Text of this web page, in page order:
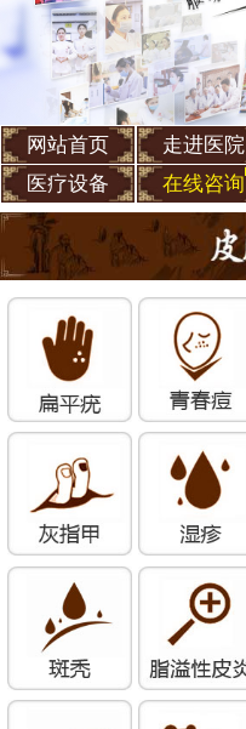
网站首页 走进医院
医疗设备
在线咨询